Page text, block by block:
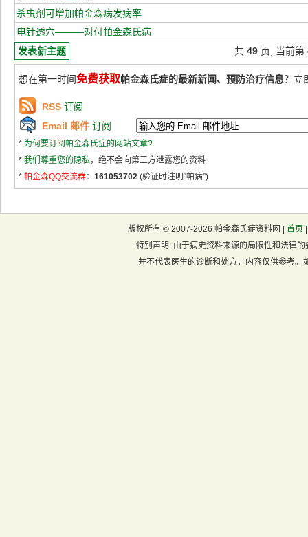
杀虫剂可增加帕金森病发病率
电针透穴———对付帕金森氏病
发表新主题
共 49 页, 当前第
想在第一时间免费获取帕金森氏症的最新新闻、预防治疗信息？立
RSS 订阅
Email 邮件 订阅
* 为何要订阅帕金森氏症的网站文章?
* 我们尊重您的隐私，绝不会向第三方泄露您的资料
* 帕金森QQ交流群： 161053702 (验证时注明“帕病”)
版权所有 © 2007-2026 帕金森氏症资料网 | 首页
特别声明: 由于病史资料来源的局限性和法律
并不代表医生的诊断和处方，内容仅供参考